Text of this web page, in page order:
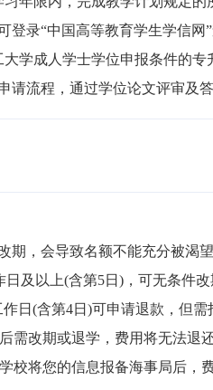
登录“中国高等教育学生学信网
大学成人学士学位申报条件的
请流程，通过学位论文评审及
期，会导致名额不能充分被渴
日及以上(含第5日)，可无条件
日(含第4日)可申请退款，但
需改期或退学，费用将无法退
校将您的信息报备海事局后，